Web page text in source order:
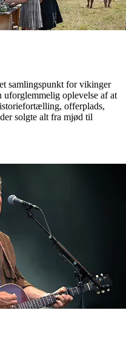
samlingspunkt for vikinger
uforglemmelig oplevelse af at
offerplads,
solgte alt fra mjød til